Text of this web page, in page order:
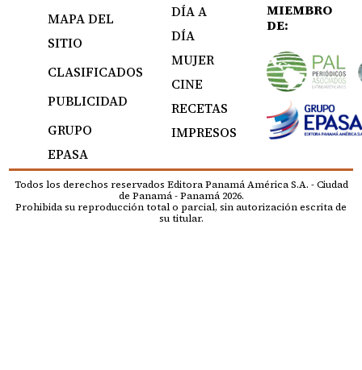
MAPA DEL
SITIO
CLASIFICADOS
PUBLICIDAD
GRUPO
EPASA
DÍA A
DÍA
MUJER
CINE
RECETAS
IMPRESOS
MIEMBRO
DE:
Todos los derechos reservados Editora Panamá América S.A. - Ciudad
de Panamá - Panamá 2026.
Prohibida su reproducción total o parcial, sin autorización escrita de
su titular.